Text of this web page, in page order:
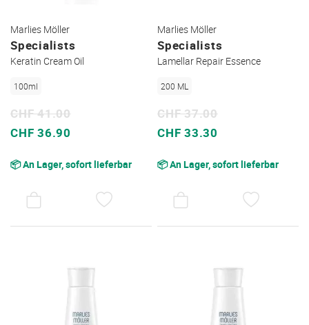
Marlies Möller
Specialists
Keratin Cream Oil
100ml
Sonderpreis
CHF 36.90
CHF 41.00
📦 An Lager, sofort lieferbar
Marlies Möller
Specialists
Lamellar Repair Essence
200 ML
Sonderpreis
CHF 33.30
CHF 37.00
📦 An Lager, sofort lieferbar